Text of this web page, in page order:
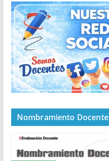
Nombramiento Docente